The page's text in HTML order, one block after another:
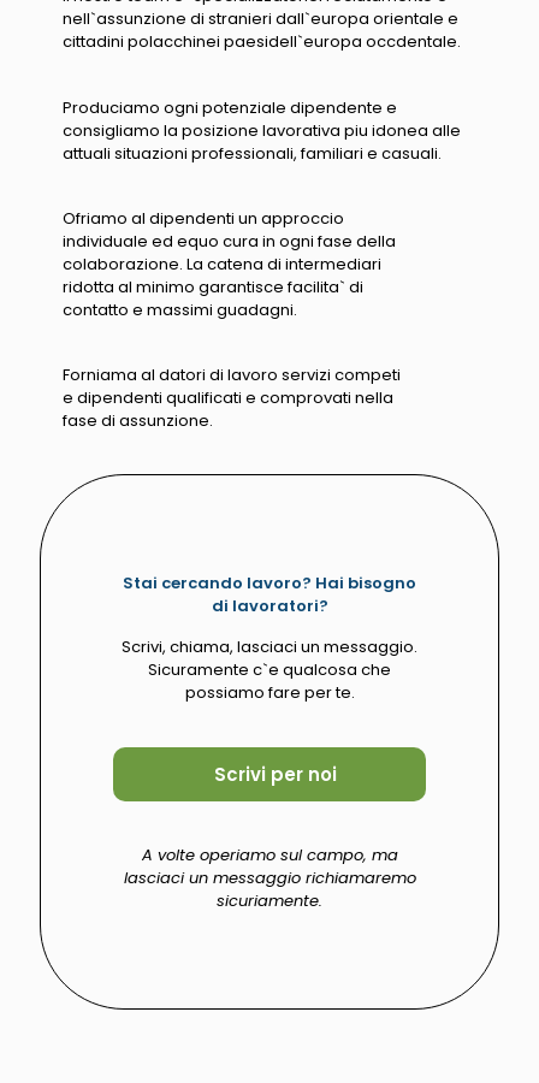
nell`assunzione di stranieri dall`europa orientale e
cittadini polacchinei paesidell`europa occdentale.
Produciamo ogni potenziale dipendente e
consigliamo la posizione lavorativa piu idonea alle
attuali situazioni professionali, familiari e casuali.
Ofriamo al dipendenti un approccio
individuale ed equo cura in ogni fase della
colaborazione. La catena di intermediari
ridotta al minimo garantisce facilita` di
contatto e massimi guadagni.
Forniama al datori di lavoro servizi competi
e dipendenti qualificati e comprovati nella
fase di assunzione.
Stai cercando lavoro? Hai bisogno
di lavoratori?
Scrivi, chiama, lasciaci un messaggio.
Sicuramente c`e qualcosa che
possiamo fare per te.
Scrivi per noi
A volte operiamo sul campo, ma
lasciaci un messaggio richiamaremo
sicuriamente.